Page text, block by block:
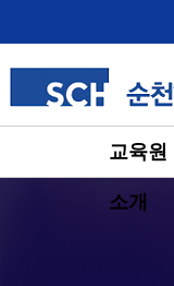
교육원
소개